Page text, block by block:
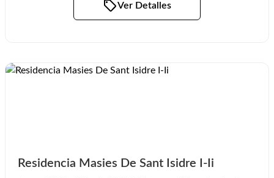
Ver Detalles
Residencia Masies De Sant Isidre I-Ii